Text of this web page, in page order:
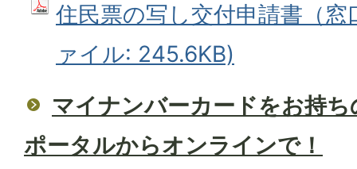
住民票の写し交付申請書（窓
ァイル: 245.6KB)
マイナンバーカードをお持
ポータルからオンラインで！